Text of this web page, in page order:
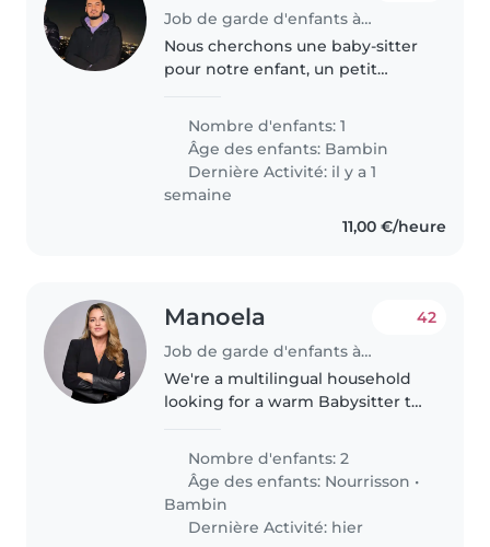
Job de garde d'enfants à Paris
Nous cherchons une baby-sitter
pour notre enfant, un petit
et bavard. Nous préférons une
garde à votre domicile. N'hésitez
pas à me contacter pour..
Nombre d'enfants: 1
Âge des enfants: Bambin
Dernière Activité: il y a 1
semaine
11,00 €/heure
Manoela
Job de garde d'enfants à Paris
42
We're a multilingual household
looking for a warm Babysitter to
baby and a toddler. We are
visiting paris for a few days so
needs a babysitter for..
Nombre d'enfants: 2
Âge des enfants: Nourrisson •
Bambin
Dernière Activité: hier